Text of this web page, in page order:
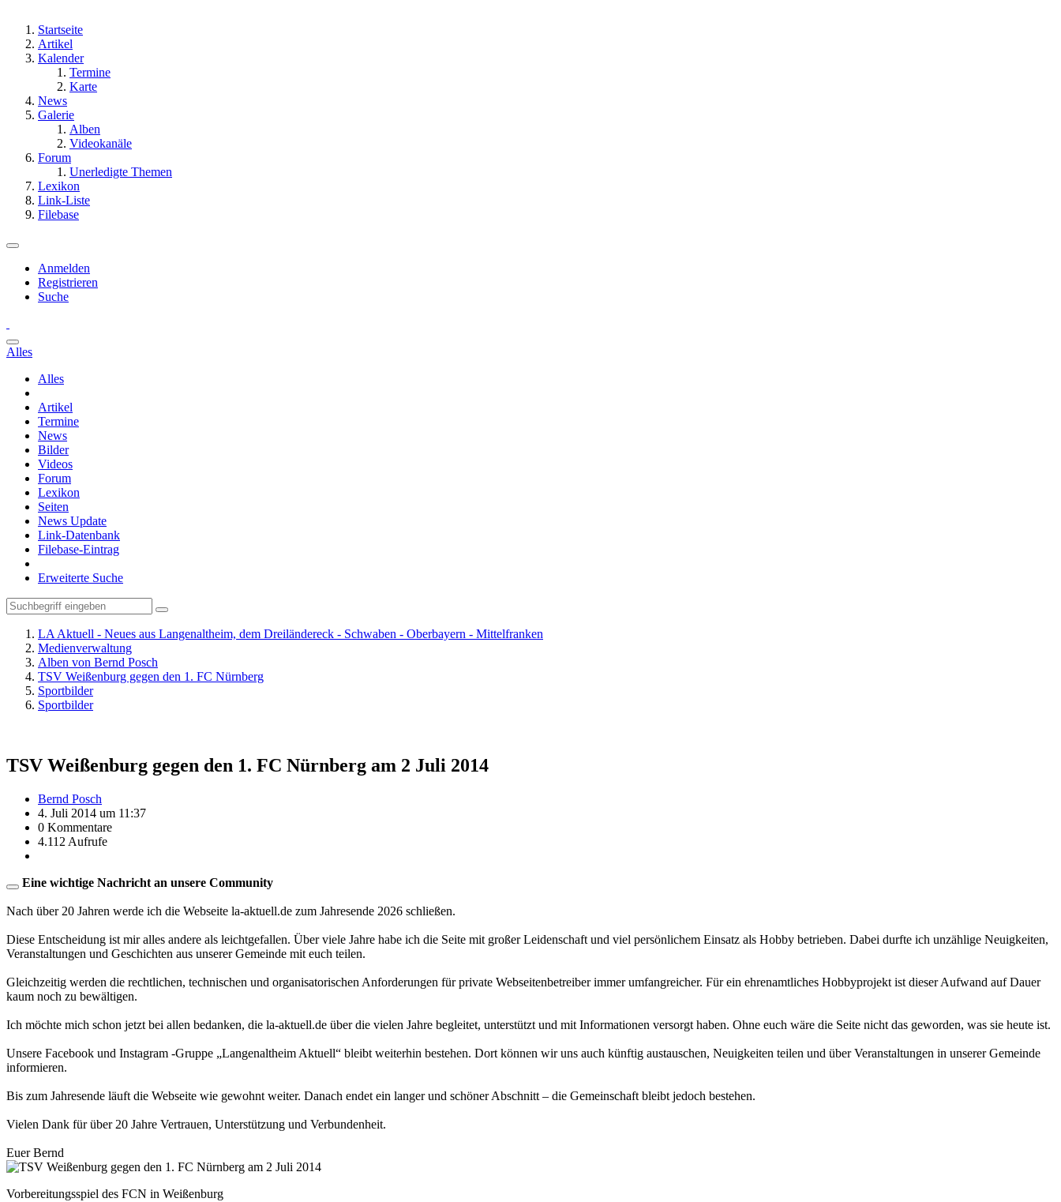
Startseite
Artikel
Kalender
Termine
Karte
News
Galerie
Alben
Videokanäle
Forum
Unerledigte Themen
Lexikon
Link-Liste
Filebase
Anmelden
Registrieren
Suche
Alles
Alles
Artikel
Termine
News
Bilder
Videos
Forum
Lexikon
Seiten
News Update
Link-Datenbank
Filebase-Eintrag
Erweiterte Suche
LA Aktuell - Neues aus Langenaltheim, dem Dreiländereck - Schwaben - Oberbayern - Mittelfranken
Medienverwaltung
Alben von Bernd Posch
TSV Weißenburg gegen den 1. FC Nürnberg
Sportbilder
Sportbilder
TSV Weißenburg gegen den 1. FC Nürnberg am 2 Juli 2014
Bernd Posch
4. Juli 2014 um 11:37
0 Kommentare
4.112 Aufrufe
Eine wichtige Nachricht an unsere Community
Nach über 20 Jahren werde ich die Webseite la-aktuell.de zum Jahresende 2026 schließen.
Diese Entscheidung ist mir alles andere als leichtgefallen. Über viele Jahre habe ich die Seite mit großer Leidenschaft und viel persönlichem Einsatz als Hobby betrieben. Dabei durfte ich unzählige Neuigkeiten,
Veranstaltungen und Geschichten aus unserer Gemeinde mit euch teilen.
Gleichzeitig werden die rechtlichen, technischen und organisatorischen Anforderungen für private Webseitenbetreiber immer umfangreicher. Für ein ehrenamtliches Hobbyprojekt ist dieser Aufwand auf Dauer
kaum noch zu bewältigen.
Ich möchte mich schon jetzt bei allen bedanken, die la-aktuell.de über die vielen Jahre begleitet, unterstützt und mit Informationen versorgt haben. Ohne euch wäre die Seite nicht das geworden, was sie heute ist.
Unsere Facebook und Instagram -Gruppe „Langenaltheim Aktuell“ bleibt weiterhin bestehen. Dort können wir uns auch künftig austauschen, Neuigkeiten teilen und über Veranstaltungen in unserer Gemeinde
informieren.
Bis zum Jahresende läuft die Webseite wie gewohnt weiter. Danach endet ein langer und schöner Abschnitt – die Gemeinschaft bleibt jedoch bestehen.
Vielen Dank für über 20 Jahre Vertrauen, Unterstützung und Verbundenheit.
Euer Bernd
Vorbereitungsspiel des FCN in Weißenburg